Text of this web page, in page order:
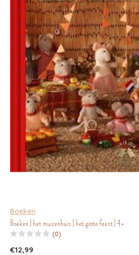
Boeken
Boeken | het muizenhuis | het grote feest | 4+
(0)
€12,99